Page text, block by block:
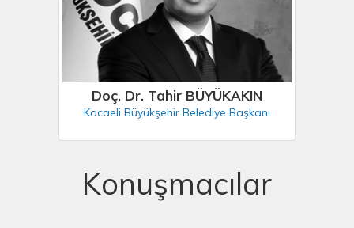
Doç. Dr. Tahir BÜYÜKAKIN
Kocaeli Büyükşehir Belediye Başkanı
Konuşmacılar